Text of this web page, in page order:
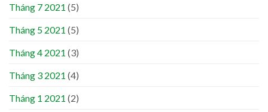
Tháng 7 2021 (5)
Tháng 5 2021 (5)
Tháng 4 2021 (3)
Tháng 3 2021 (4)
Tháng 1 2021 (2)